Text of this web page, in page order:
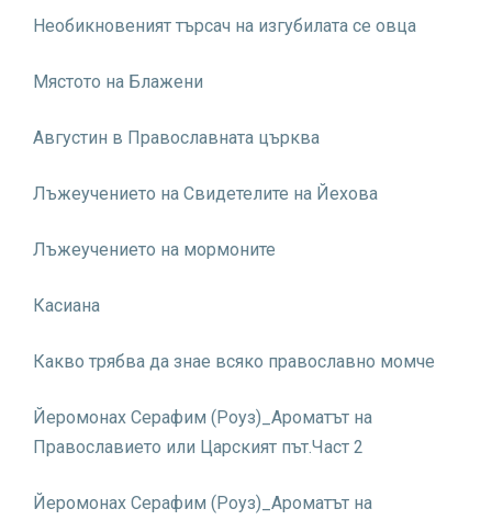
Необикновеният търсач на изгубилата се овца
Мястото на Блажени
Августин в Православната църква
Лъжеучението на Свидетелите на Йехова
Лъжеучението на мормоните
Касиана
Какво трябва да знае всяко православно момче
Йеромонах Серафим (Роуз)_Ароматът на
Православието или Царският път.Част 2
Йеромонах Серафим (Роуз)_Ароматът на